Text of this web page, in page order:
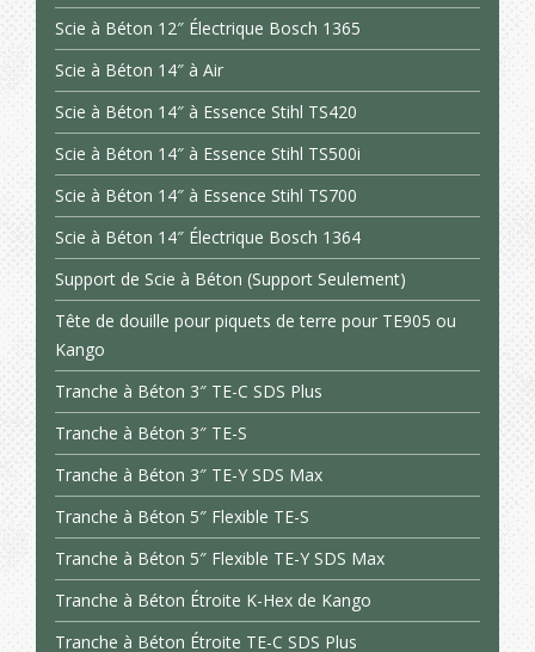
Scie à Béton 12″ Électrique Bosch 1365
Scie à Béton 14″ à Air
Scie à Béton 14″ à Essence Stihl TS420
Scie à Béton 14″ à Essence Stihl TS500i
Scie à Béton 14″ à Essence Stihl TS700
Scie à Béton 14″ Électrique Bosch 1364
Support de Scie à Béton (Support Seulement)
Tête de douille pour piquets de terre pour TE905 ou
Kango
Tranche à Béton 3″ TE-C SDS Plus
Tranche à Béton 3″ TE-S
Tranche à Béton 3″ TE-Y SDS Max
Tranche à Béton 5″ Flexible TE-S
Tranche à Béton 5″ Flexible TE-Y SDS Max
Tranche à Béton Étroite K-Hex de Kango
Tranche à Béton Étroite TE-C SDS Plus